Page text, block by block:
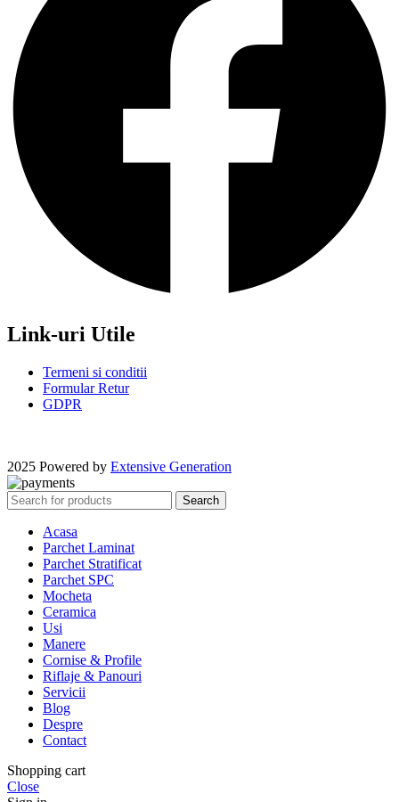
Link-uri Utile
Termeni si conditii
Formular Retur
GDPR
2025 Powered by Extensive Generation
Search
Acasa
Parchet Laminat
Parchet Stratificat
Parchet SPC
Mocheta
Ceramica
Usi
Manere
Cornise & Profile
Riflaje & Panouri
Servicii
Blog
Despre
Contact
Shopping cart
Close